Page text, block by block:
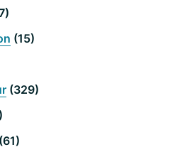
(15)
(329)
(61)